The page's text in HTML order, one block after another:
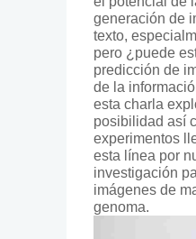
generación de
texto,
pero ¿puede
predicción de
de la
esta charla
posibilidad así
experimentos
esta línea por
investigación
imágenes de
genoma.